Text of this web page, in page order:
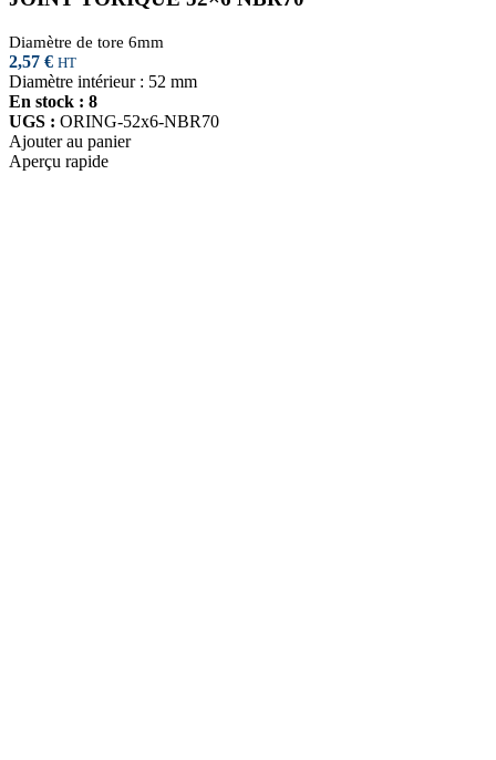
Diamètre de tore 6mm
2,57 € HT
Diamètre intérieur : 52 mm
En stock : 8
UGS : ORING-52x6-NBR70
Ajouter au panier
Aperçu rapide